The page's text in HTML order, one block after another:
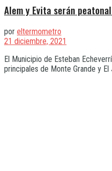
Alem y Evita serán
por eltermometro
21 diciembre, 2021
El Municipio de Esteban
principales de Monte Grande y El